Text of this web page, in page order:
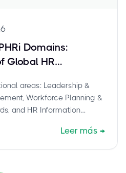
Domains:
Global HR
areas: Leadership &
Workforce Planning &
and HR Information
Leer más →